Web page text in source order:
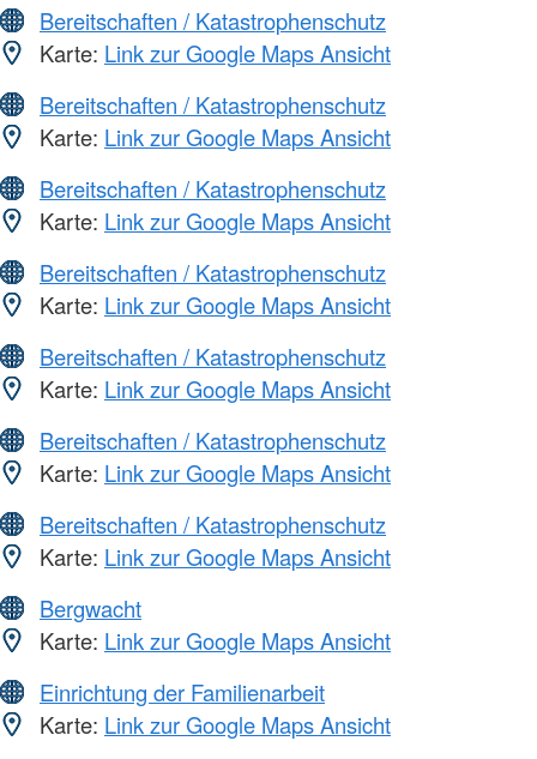
Bereitschaften / Katastrophenschutz
Karte: Link zur Google Maps Ansicht
Bereitschaften / Katastrophenschutz
Karte: Link zur Google Maps Ansicht
Bereitschaften / Katastrophenschutz
Karte: Link zur Google Maps Ansicht
Bereitschaften / Katastrophenschutz
Karte: Link zur Google Maps Ansicht
Bereitschaften / Katastrophenschutz
Karte: Link zur Google Maps Ansicht
Bereitschaften / Katastrophenschutz
Karte: Link zur Google Maps Ansicht
Bereitschaften / Katastrophenschutz
Karte: Link zur Google Maps Ansicht
Bergwacht
Karte: Link zur Google Maps Ansicht
Einrichtung der Familienarbeit
Karte: Link zur Google Maps Ansicht